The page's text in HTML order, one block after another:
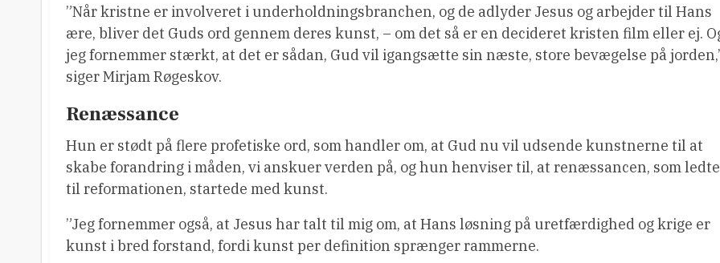
”Når kristne er involveret i underholdningsbranchen, og de adlyder Jesus og arbejder til Hans
ære, bliver det Guds ord gennem deres kunst, – om det så er en decideret kristen film eller ej.
jeg fornemmer stærkt, at det er sådan, Gud vil igangsætte sin næste, store bevægelse på
siger Mirjam Røgeskov.
Renæssance
Hun er stødt på flere profetiske ord, som handler om, at Gud nu vil udsende kunstnerne til at
skabe forandring i måden, vi anskuer verden på, og hun henviser til, at renæssancen, som ledte
til reformationen, startede med kunst.
”Jeg fornemmer også, at Jesus har talt til mig om, at Hans løsning på uretfærdighed og krige er
kunst i bred forstand, fordi kunst per definition sprænger rammerne.